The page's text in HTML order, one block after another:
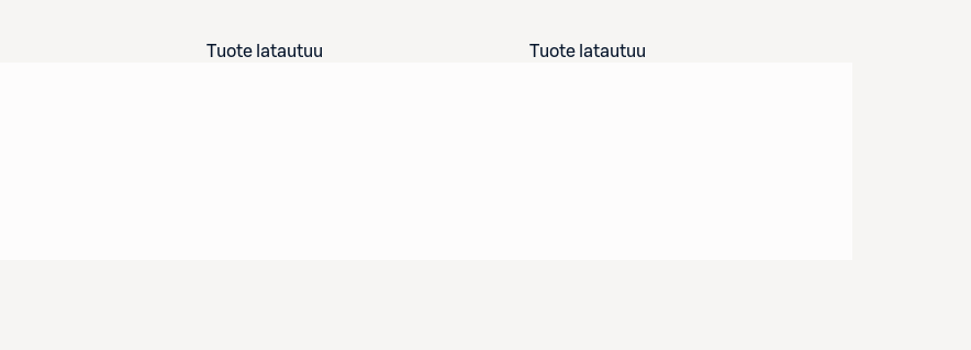
Tuote latautuu Tuote latautuu